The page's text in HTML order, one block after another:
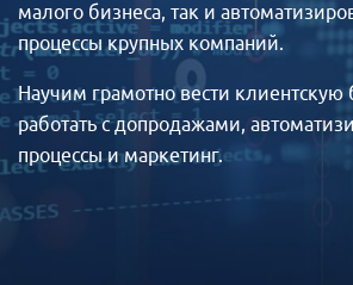
малого бизнеса, так и
процессы крупных компаний.
Научим грамотно вести клиентскую
работать с допродажами,
процессы и маркетинг.